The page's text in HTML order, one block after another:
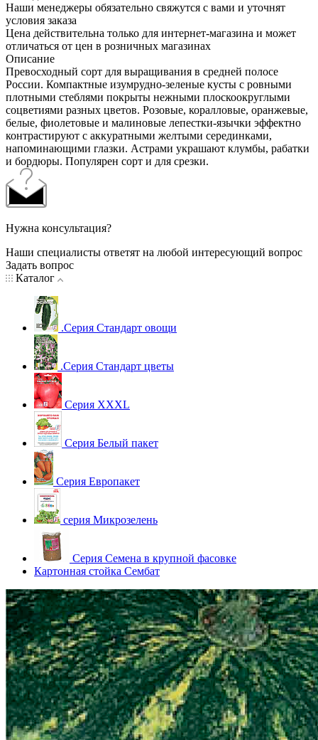
Наши менеджеры обязательно свяжутся с вами и уточнят
условия заказа
Цена действительна только для интернет-магазина и может
отличаться от цен в розничных магазинах
Описание
Превосходный сорт для выращивания в средней полосе
России. Компактные изумрудно-зеленые кусты с ровными
плотными стеблями покрыты нежными плоскоокруглыми
соцветиями разных цветов. Розовые, коралловые, оранжевые,
белые, фиолетовые и малиновые лепестки-язычки эффектно
контрастируют с аккуратными желтыми серединками,
напоминающими глазки. Астрами украшают клумбы, рабатки
и бордюры. Популярен сорт и для срезки.
Нужна консультация?
Наши специалисты ответят на любой интересующий вопрос
Задать вопрос
Каталог
.Серия Стандарт овощи
.Серия Стандарт цветы
Серия XXXL
Серия Белый пакет
Серия Европакет
серия Микрозелень
Серия Семена в крупной фасовке
Картонная стойка Сембат